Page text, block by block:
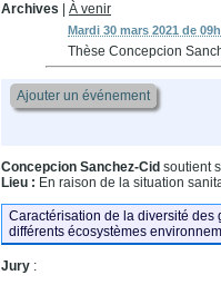
Archives À venir
Mardi 30 mars 2021 de
Thèse Concepcion
Ajouter un événement
Concepcion Sanchez-Cid soutient
Lieu : En raison de la situation
Caractérisation de la diversité des
différents écosystèmes
Jury :